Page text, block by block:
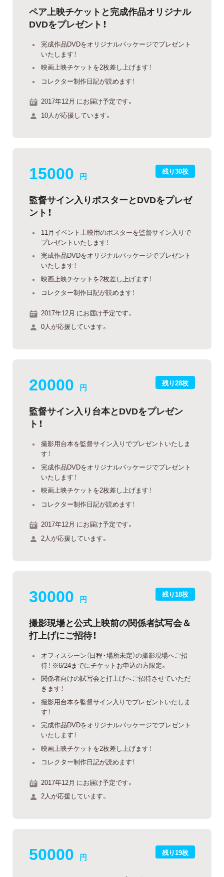
ペア上映チケットと完成作品オリジナル
DVDをプレゼント！
完成作品DVDをオリジナルパッケージでプレゼント
いたします！
映画上映チケットを2枚差し上げます！
コレクター制作日記が読めます！
2017年12月 にお届け予定です。
10人が応援しています。
残り30枚
15000 円
監督サイン入りポスターとDVDをプレゼ
ント！
11月イベント上映用のポスターを監督サイン入りで
プレゼントいたします！
完成作品DVDをオリジナルパッケージでプレゼント
いたします！
映画上映チケットを2枚差し上げます！
コレクター制作日記が読めます！
2017年12月 にお届け予定です。
0人が応援しています。
残り28枚
20000 円
監督サイン入り台本とDVDをプレゼン
ト！
撮影用台本を監督サイン入りでプレゼントいたしま
す！
完成作品DVDをオリジナルパッケージでプレゼント
いたします！
映画上映チケットを2枚差し上げます！
コレクター制作日記が読めます！
2017年12月 にお届け予定です。
2人が応援しています。
残り18枚
30000 円
撮影現場と公式上映前の関係者試写会＆
打上げにご招待！
オフィスシーン（日程・場所未定）の撮影現場へご招
待！ ※6/24までにチケットお申込の方限定。
関係者向けの試写会と打上げへご招待させていただ
きます！
撮影用台本を監督サイン入りでプレゼントいたしま
す！
完成作品DVDをオリジナルパッケージでプレゼント
いたします！
映画上映チケットを2枚差し上げます！
コレクター制作日記が読めます！
2017年12月 にお届け予定です。
2人が応援しています。
残り19枚
50000 円